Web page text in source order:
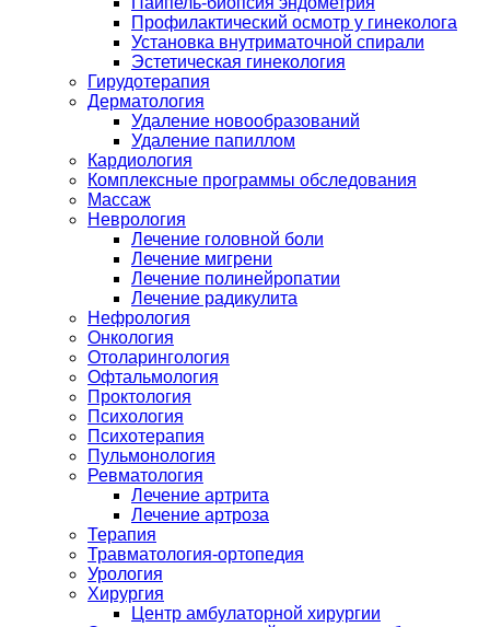
Профилактический осмотр у гинеколога
Установка внутриматочной спирали
Эстетическая гинекология
Гирудотерапия
Дерматология
Удаление новообразований
Удаление папиллом
Кардиология
Комплексные программы обследования
Массаж
Неврология
Лечение головной боли
Лечение мигрени
Лечение полинейропатии
Лечение радикулита
Нефрология
Онкология
Отоларингология
Офтальмология
Проктология
Психология
Психотерапия
Пульмонология
Ревматология
Лечение артрита
Лечение артроза
Терапия
Травматология-ортопедия
Урология
Хирургия
Центр амбулаторной хирургии